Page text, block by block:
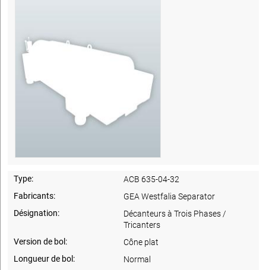
Type:
ACB 635-04-32
Fabricants:
GEA Westfalia Separator
Désignation:
Décanteurs à Trois Phases /
Tricanters
Version de bol:
Cône plat
Longueur de bol:
Normal